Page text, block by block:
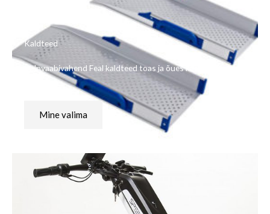
Kaldteed
Invaabivahend Feal kaldteed toas ja õues kasutamiseks
Mine valima